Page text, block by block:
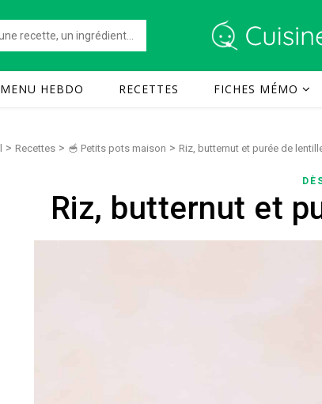
MENU HEBDO RECETTES FICHES MÉMO
> Recettes > 🥣 Petits pots maison > Riz, butternut et purée de
Riz, butternut et